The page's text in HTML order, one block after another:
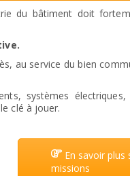
du bâtiment doit
au service du bien
systèmes
clé à jouer.
En savoir plus
missions